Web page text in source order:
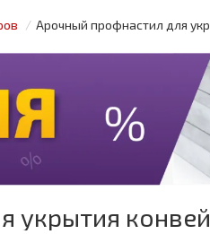
Арочный профнастил для
укрытия